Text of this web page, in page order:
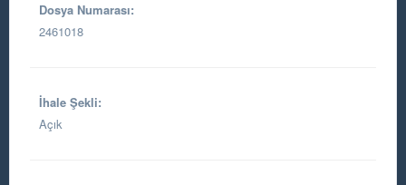
Dosya Numarası:
2461018
İhale Şekli:
Açık